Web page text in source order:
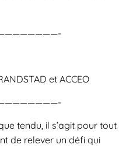
et ACCEO
tendu, il s’agit pour tout
de relever un défi qui